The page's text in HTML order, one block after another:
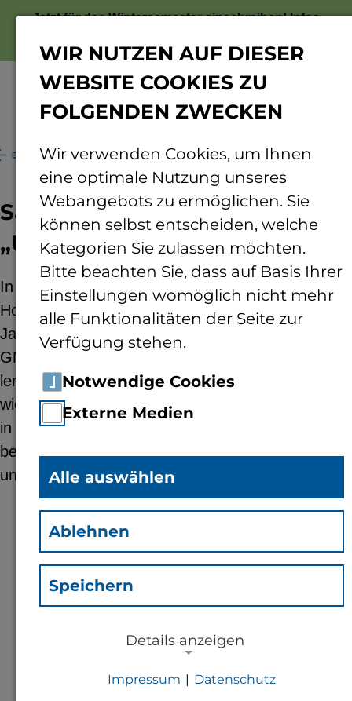
Jetzt für das Wintersemester einschreiben!Infos
mit kleinen „UFOs“ die Welt kartieren
Satellitenparcours: mit kleinen
„UFOs“ die Welt kartieren
​​​​​​​In den Herbstferien lädt die Technische
Hochschule (TH) Bingen Schüler*innen ab 12
Jahren zu einem Satellitenparcours ein. Mit
GNSS-Antennen und dem eigenen Smartphone
lernen die Teilnehmenden am 23. Oktober 2025,
wie Forschende Objekte im Gelände erfassen und
in Karten übertragen – praxisnah, kurzweilig und
betreut von Prof. Dr. Elke Hietel, Marina Bernhard
und Studierenden.
Hochschule (TH) Bingen Schüler*innen ab
12 Jahren zu einem Satellitenparcours ein.
Smartphone lernen die Teilnehmenden am
im Gelände erfassen und in Karten
WIR NUTZEN AUF DIESER
WEBSITE COOKIES ZU
FOLGENDEN ZWECKEN
Wir verwenden Cookies, um Ihnen
eine optimale Nutzung unseres
Webangebots zu ermöglichen. Sie
können selbst entscheiden, welche
Kategorien Sie zulassen möchten.
Bitte beachten Sie, dass auf Basis Ihrer
Einstellungen womöglich nicht mehr
alle Funktionalitäten der Seite zur
Verfügung stehen.
Notwendige Cookies
Externe Medien
Alle auswählen
Ablehnen
Speichern
Details anzeigen
Impressum | Datenschutz